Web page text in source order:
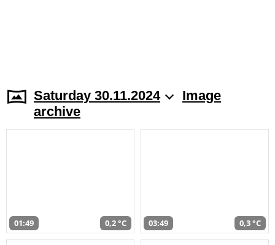
Saturday 30.11.2024
Image
archive
01:49 0,2 °C 03:49 0,3 °C